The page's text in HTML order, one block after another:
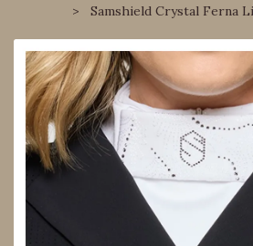
Samshield Crystal Ferna